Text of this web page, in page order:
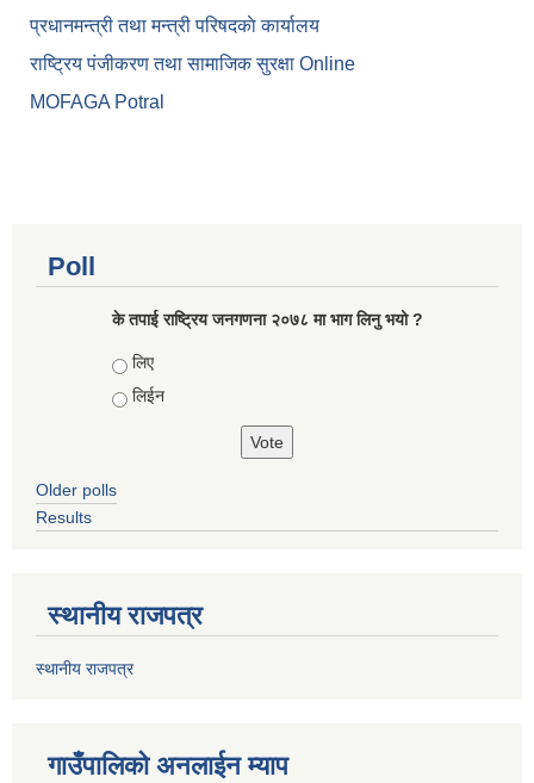
प्रधानमन्त्री तथा मन्त्री परिषदकाे कार्यालय
राष्ट्रिय पंजीकरण तथा सामाजिक सुरक्षा Online
MOFAGA Potral
Poll
के तपाई राष्ट्रिय जनगणना २०७८ मा भाग लिनु भयो ?
Choices
लिए
लिईन
Older polls
Results
स्थानीय राजपत्र
स्थानीय राजपत्र
गाउँपालिको अनलाईन म्याप